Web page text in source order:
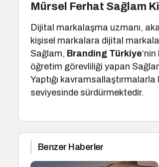
Mürsel Ferhat Sağlam
Dijital markalaşma uzmanı,
kişisel markalara dijital
Sağlam, Branding Türkiye
öğretim görevliliği yapan
Yaptığı
seviyesinde sürdürmektedir.
Benzer Haberler